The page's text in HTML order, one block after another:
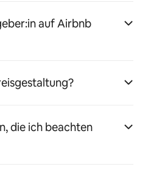
auf Airbnb
die ich beachten